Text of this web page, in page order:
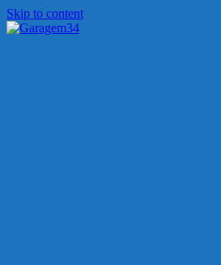
Skip to content